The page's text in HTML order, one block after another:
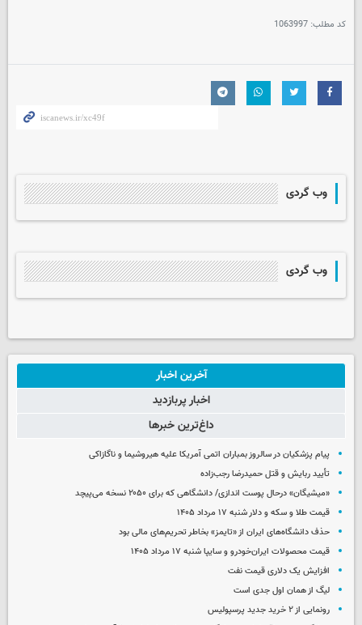
کد مطلب: 1063997
وب گردی
وب گردی
آخرین اخبار
اخبار پربازدید
داغ‌ترین خبرها
پیام پزشکیان در سالروز بمباران اتمی آمریکا علیه هیروشیما و ناگازاکی
تأیید ربایش و قتل حمیدرضا رجب‌زاده
«میشیگان» درحال پوست اندازی/ دانشگاهی که برای ۲۰۵۰ نسخه می‌پیچد
قیمت طلا و سکه و دلار شنبه ۱۷ مرداد ۱۴۰۵
حذف دانشگاه‌های ایران از «تایمز» بخاطر تحریم‌های مالی بود
قیمت محصولات ایران‌خودرو و سایپا شنبه ۱۷ مرداد ۱۴۰۵
افزایش یک دلاری قیمت نفت
لیگ از همان اول جدی است
رونمایی از ۲ خرید جدید پرسپولیس